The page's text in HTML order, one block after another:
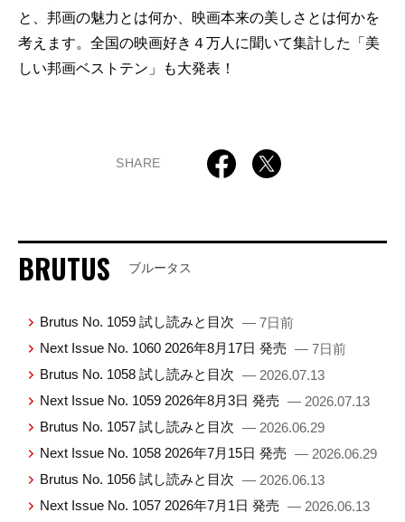
と、邦画の魅力とは何か、映画本来の美しさとは何かを
考えます。全国の映画好き４万人に聞いて集計した「美
しい邦画ベストテン」も大発表！
SHARE
BRUTUS ブルータス
Brutus No. 1059 試し読みと目次 — 7日前
Next Issue No. 1060 2026年8月17日 発売 — 7日前
Brutus No. 1058 試し読みと目次 — 2026.07.13
Next Issue No. 1059 2026年8月3日 発売 — 2026.07.13
Brutus No. 1057 試し読みと目次 — 2026.06.29
Next Issue No. 1058 2026年7月15日 発売 — 2026.06.29
Brutus No. 1056 試し読みと目次 — 2026.06.13
Next Issue No. 1057 2026年7月1日 発売 — 2026.06.13